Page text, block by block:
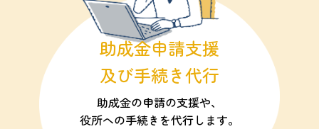
助成金申請支援
及び手続き代行
助成金の申請の支援や、
役所への手続きを代行します。